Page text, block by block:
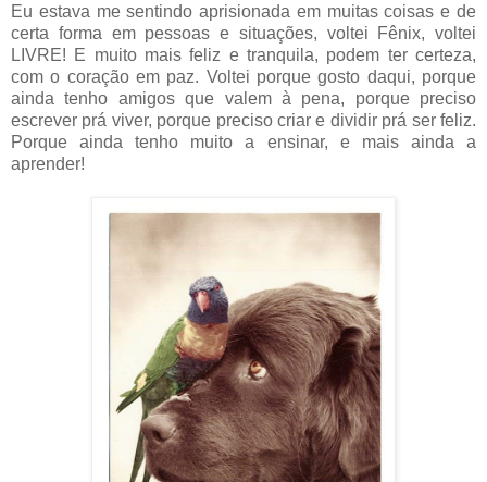
Eu estava me sentindo aprisionada em muitas coisas e de
certa forma em pessoas e situações, voltei Fênix, voltei
LIVRE! E muito mais feliz e tranquila, podem ter certeza,
com o coração em paz. Voltei porque gosto daqui, porque
ainda tenho amigos que valem à pena, porque preciso
escrever prá viver, porque preciso criar e dividir prá ser feliz.
Porque ainda tenho muito a ensinar, e mais ainda a
aprender!